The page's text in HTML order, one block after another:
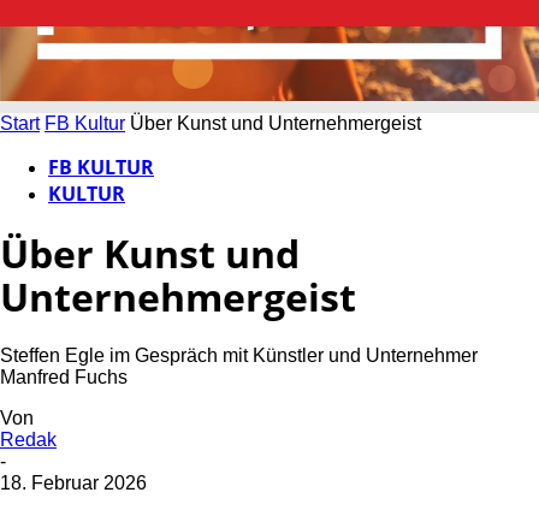
Start FB Kultur Über Kunst und Unternehmergeist
FB KULTUR
KULTUR
Über Kunst und
Unternehmergeist
Steffen Egle im Gespräch mit Künstler und Unternehmer
Manfred Fuchs
Von
Redak
-
18. Februar 2026